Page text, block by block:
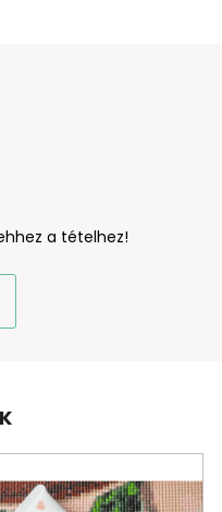
a tételhez!